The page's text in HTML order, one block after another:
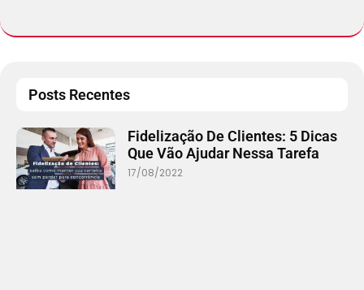
Posts Recentes
Fidelização De Clientes: 5 Dicas
Que Vão Ajudar Nessa Tarefa
17/08/2022